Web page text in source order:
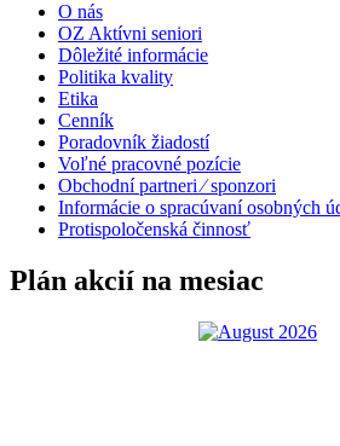
O nás
OZ Aktívni seniori
Dôležité informácie
Politika kvality
Etika
Cenník
Poradovník žiadostí
Voľné pracovné pozície
Obchodní partneri ⁄ sponzori
Informácie o spracúvaní osobných
Protispoločenská činnosť
Plán akcií na mesiac